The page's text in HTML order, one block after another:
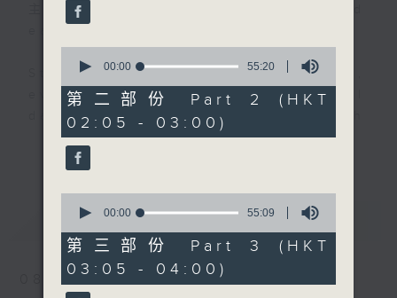
主持人：Music for night owls and
Stay with us throughout the night,
every night, from 1.05am until
dawn, as we slowly wake up with
you. Enjoy the non-stop mellow
side of the 70s to the 90s at
grow in pace, moving you towards
the 2000s and a perfect morning
最新 LATEST
seconds
55
minutes,
20
seconds
00:00 55:20
第二部份 Part 2 (HKT
02:05 - 03:00)
seconds
55
minutes,
9
seconds
00:00 55:09
第三部份 Part 3 (HKT
03:05 - 04:00)